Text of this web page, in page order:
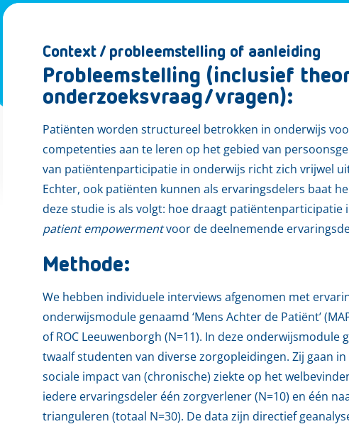
Context / probleemstelling of aanleiding
Probleemstelling (inclusief
onderzoeksvraag/vragen):
Patiënten worden structureel betrokken in onderwijs
competenties aan te leren op het gebied van
van patiëntenparticipatie in onderwijs richt zich vrijwel
Echter, ook patiënten kunnen als ervaringsdelers baat
deze studie is als volgt: hoe draagt patiëntenparticipatie
patient empowermentvoor de deelnemende
Methode:
We hebben individuele interviews afgenomen met
onderwijsmodule genaamd ‘Mens Achter de Patiënt’
of ROC Leeuwenborgh (N=11). In deze
twaalf studenten van diverse zorgopleidingen. Zij gaan
sociale impact van (chronische) ziekte op het
iedere ervaringsdeler één zorgverlener (N=10) en één
trianguleren (totaal N=30). De data zijn directief